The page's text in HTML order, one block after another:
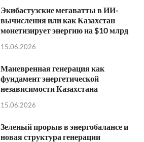
Экибастузские мегаватты в ИИ-
вычисления или как Казахстан
монетизирует энергию на $10 млрд
15.06.2026
Маневренная генерация как
фундамент энергетической
независимости Казахстана
15.06.2026
Зеленый прорыв в энергобалансе и
новая структура генерации